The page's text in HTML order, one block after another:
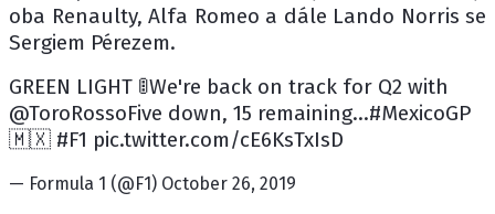
oba Renaulty, Alfa Romeo a dále Lando Norris se
Sergiem Pérezem.
GREEN LIGHT 🚦We're back on track for Q2 with
@ToroRossoFive down, 15 remaining...#MexicoGP
🇲🇽 #F1 pic.twitter.com/cE6KsTxIsD
— Formula 1 (@F1) October 26, 2019